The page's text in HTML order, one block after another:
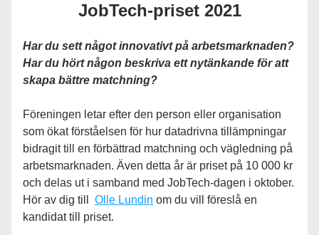
JobTech-priset 2021
H
Har du hört någon beskriva ett nytänkande för att
skapa bättre matchning?
Föreningen letar efter den person eller organisation
som ökat förståelsen för hur datadrivna tillämpningar
bidragit till en förbättrad matchning och vägledning på
arbetsmarknaden. Även detta år är priset på 10 000 kr
och delas ut i samband med JobTech-dagen i oktober.
Hör av dig till Olle Lundin om du vill föreslå en
kandidat till priset.